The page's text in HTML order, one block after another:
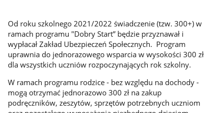
Od roku szkolnego 2021/2022 świadczenie (tzw. 300+) w
ramach programu "Dobry Start” będzie przyznawał i
wypłacał Zakład Ubezpieczeń Społecznych. Program
uprawnia do jednorazowego wsparcia w wysokości 300 zł
dla wszystkich uczniów rozpoczynających rok szkolny.
W ramach programu rodzice - bez względu na dochody -
mogą otrzymać jednorazowo 300 zł na zakup
podręczników, zeszytów, sprzętów potrzebnych uczniom